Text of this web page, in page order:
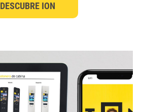
DESCUBRE ION